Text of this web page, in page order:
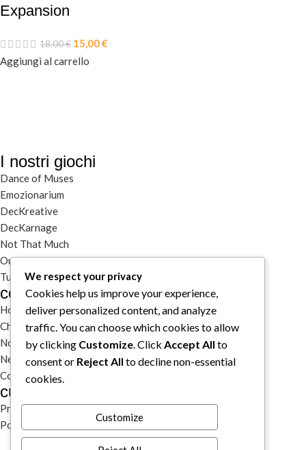
Expansion
18,00€ 15,00€
Aggiungi al carrello
I nostri giochi
Dance of Muses
Emozionarium
DecKreative
DecKarnage
Not That Much
Out of the box comics
Tutti i prodotti
collegamenti rapidi
Home
Chi siamo
Notizie
Newsletter
Contatti
cura del cliente
Privacy & Cookie Policy
Politiche di uso del sito, spedizioni e reclami
We respect your privacy
Cookies help us improve your experience,
deliver personalized content, and analyze
traffic. You can choose which cookies to allow
by clicking Customize. Click Accept All to
consent or Reject All to decline non-essential
cookies.
Customize